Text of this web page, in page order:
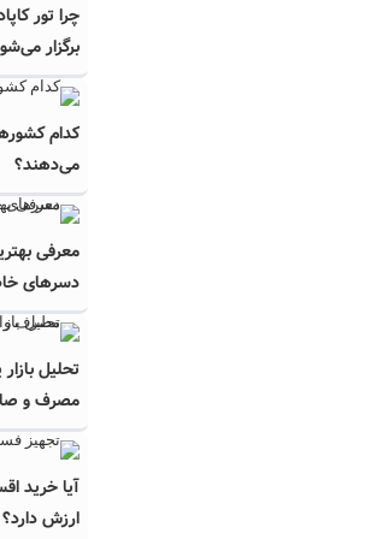
چرا تور
برگزار
کدام
می‌دهند؟
معرفی
دسرهای
تحلیل
مصرف و
آیا خرید
ارزش دارد؟